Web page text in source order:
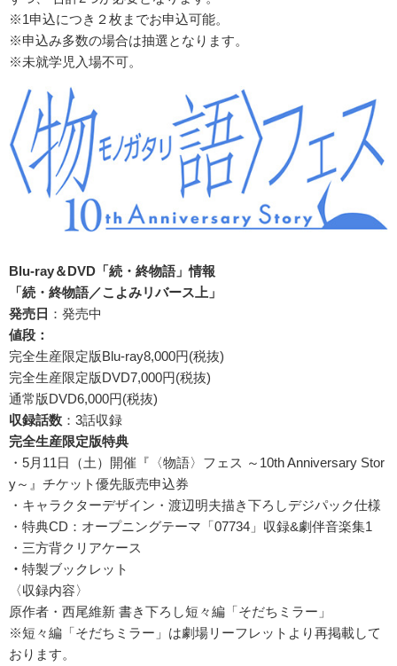
※1申込につき２枚までお申込可能。
※申込み多数の場合は抽選となります。
※未就学児入場不可。
Blu-ray＆DVD 「続・終物語」情報
「続・終物語／こよみリバース上」
発売日 ：発売中
値段：
完全生産限定版Blu-ray8,000円(税抜)
完全生産限定版DVD7,000円(税抜)
通常版DVD6,000円(税抜)
収録話数 ：3話収録
完全生産限定版特典
・5月11日（土）開催『〈物語〉フェス ～10th Anniversary Stor
y～』チケット優先販売申込券
・キャラクターデザイン・渡辺明夫描き下ろしデジパック仕様
・特典CD：オープニングテーマ「07734」収録&劇伴音楽集1
・三方背クリアケース
・ 特製ブックレット
〈収録内容〉
原作者・西尾維新 書き下ろし短々編「そだちミラー」
※短々編「そだちミラー」は劇場リーフレットより再掲載して
おります。